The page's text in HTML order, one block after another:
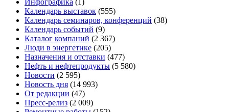
Инфографика (1)
Календарь выставок (555)
Календарь семинаров, конференций (38)
Календарь событий (9)
Каталог компаний (2 367)
Люди в энергетике (205)
Назначения и отставки (477)
Нефть и нефтепродукты (5 580)
Новости (2 595)
Новость дня (14 993)
От редакции (47)
Пресс-релиз (2 009)